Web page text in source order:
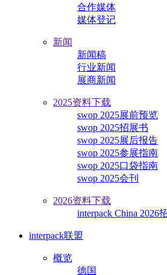
合作媒体
媒体登记
新闻
新闻稿
行业新闻
展商新闻
2025资料下载
swop 2025展前预览
swop 2025招展书
swop 2025展后报告
swop 2025参展指南
swop 2025口袋指南
swop 2025会刊
2026资料下载
interpack China 2026
interpack联盟
概览
德国